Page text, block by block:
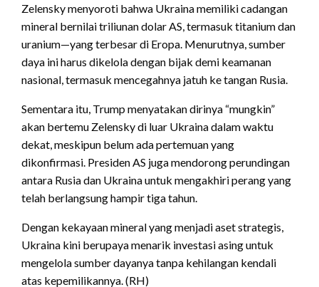
Zelensky menyoroti bahwa Ukraina memiliki cadangan
mineral bernilai triliunan dolar AS, termasuk titanium dan
uranium—yang terbesar di Eropa. Menurutnya, sumber
daya ini harus dikelola dengan bijak demi keamanan
nasional, termasuk mencegahnya jatuh ke tangan Rusia.
Sementara itu, Trump menyatakan dirinya “mungkin”
akan bertemu Zelensky di luar Ukraina dalam waktu
dekat, meskipun belum ada pertemuan yang
dikonfirmasi. Presiden AS juga mendorong perundingan
antara Rusia dan Ukraina untuk mengakhiri perang yang
telah berlangsung hampir tiga tahun.
Dengan kekayaan mineral yang menjadi aset strategis,
Ukraina kini berupaya menarik investasi asing untuk
mengelola sumber dayanya tanpa kehilangan kendali
atas kepemilikannya. (RH)